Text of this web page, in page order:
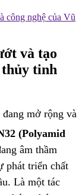
công nghệ của Vũ
và tạo
thủy tinh
mở rộng và
(Polyamid
âm thầm
phát triển chất
Là một tác